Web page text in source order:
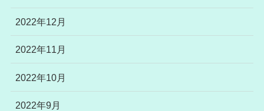
2022年12月
2022年11月
2022年10月
2022年9月